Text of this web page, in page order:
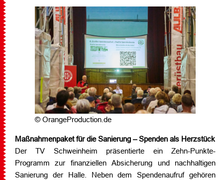
© OrangeProduction.de
Maßnahmenpaket für die Sanierung – Spenden als Herzstück
Der TV Schweinheim präsentierte ein Zehn-Punkte-
Programm zur finanziellen Absicherung und nachhaltigen
Sanierung der Halle. Neben dem Spendenaufruf gehören